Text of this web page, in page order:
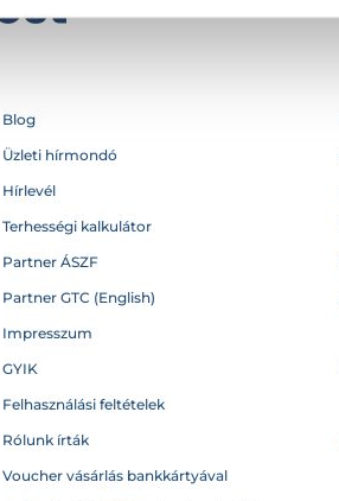
Blog
Üzleti hírmondó
Hírlevél
Terhességi kalkulátor
Partner ÁSZF
Partner GTC (English)
Impresszum
GYIK
Felhasználási feltételek
Rólunk írták
Voucher vásárlás bankkártyával